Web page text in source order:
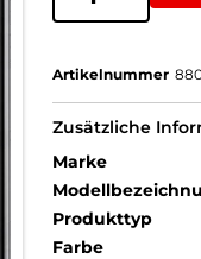
Artikelnummer
Zusätzliche
Marke
Produkttyp
Farbe